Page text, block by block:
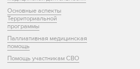
Основные аспекты
Территориальной
программы
Паллиативная медицинская
помощь
Помощь участникам СВО